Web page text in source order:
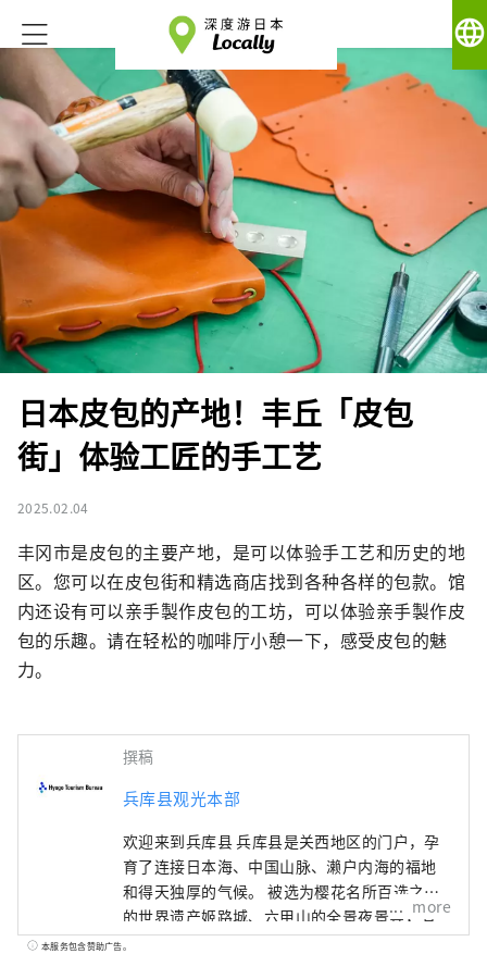
language
日本皮包的产地！丰丘「皮包
街」体验工匠的手工艺
2025.02.04
丰冈市是皮包的主要产地，是可以体验手工艺和历史的地
区。您可以在皮包街和精选商店找到各种各样的包款。馆
内还设有可以亲手製作皮包的工坊，可以体验亲手製作皮
包的乐趣。请在轻松的咖啡厅小憩一下，感受皮包的魅
力。
撰稿
兵库县观光本部
欢迎来到兵库县 兵库县是关西地区的门户，孕
育了连接日本海、中国山脉、濑户内海的福地
和得天独厚的气候。 被选为樱花名所百选之一
的世界遗产姬路城、六甲山的全景夜景等，有
许多令人惊叹的美景。 世界闻名的神户品牌
more
本服务包含赞助广告。